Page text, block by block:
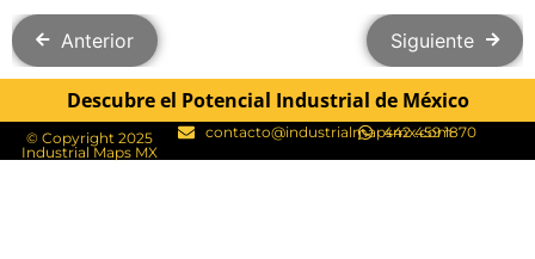
Anterior Siguiente
Descubre el Potencial Industrial de México
© Copyright 2025
Industrial Maps MX​
contacto@industrialmapsmx.com
442 459 1870